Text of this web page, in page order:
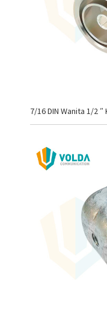
7/16 DIN Wanita 1/2